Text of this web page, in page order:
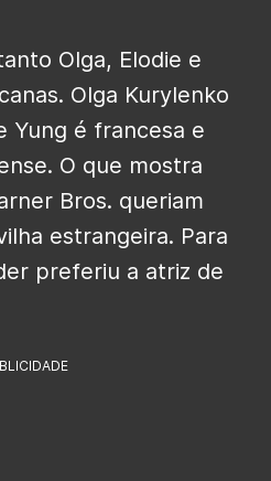
Olga, Elodie e
Olga Kurylenko
Yung é francesa e
O que mostra
Bros. queriam
estrangeira. Para
preferiu a atriz de